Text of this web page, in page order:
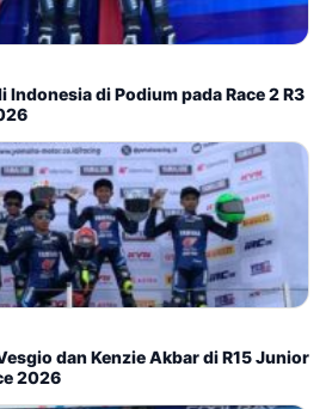
Indonesia di Podium pada Race 2 R3
dan Kenzie Akbar di R15 Junior
2026